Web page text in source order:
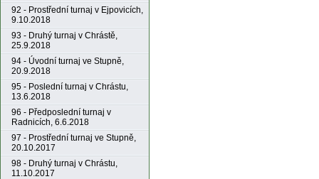
92 - Prostřední turnaj v Ejpovicích,
9.10.2018
93 - Druhý turnaj v Chrástě,
25.9.2018
94 - Úvodní turnaj ve Stupně,
20.9.2018
95 - Poslední turnaj v Chrástu,
13.6.2018
96 - Předposlední turnaj v
Radnicích, 6.6.2018
97 - Prostřední turnaj ve Stupně,
20.10.2017
98 - Druhý turnaj v Chrástu,
11.10.2017